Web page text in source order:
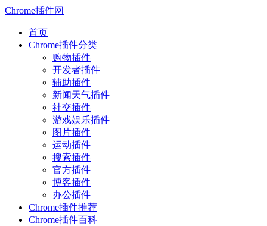
Chrome插件网
首页
Chrome插件分类
购物插件
开发者插件
辅助插件
新闻天气插件
社交插件
游戏娱乐插件
图片插件
运动插件
搜索插件
官方插件
博客插件
办公插件
Chrome插件推荐
Chrome插件百科